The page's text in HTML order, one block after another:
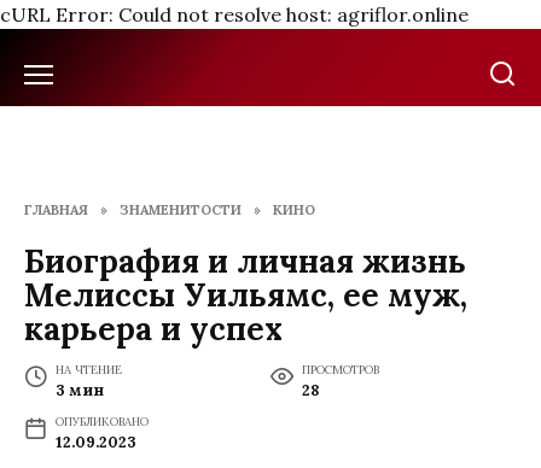
cURL Error: Could not resolve host: agriflor.online
содержанию
ГЛАВНАЯ » ЗНАМЕНИТОСТИ » КИНО
Биография и личная жизнь
Мелиссы Уильямс, ее муж,
карьера и успех
НА ЧТЕНИЕ
3 мин
ПРОСМОТРОВ
28
ОПУБЛИКОВАНО
12.09.2023